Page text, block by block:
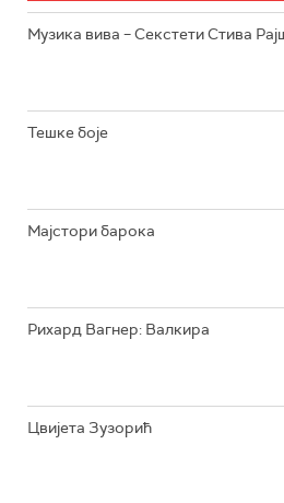
Музика вива – Секстети Стива
Тешке боје
Мајстори барока
Рихард Вагнер: Валкира
Цвијета Зузорић